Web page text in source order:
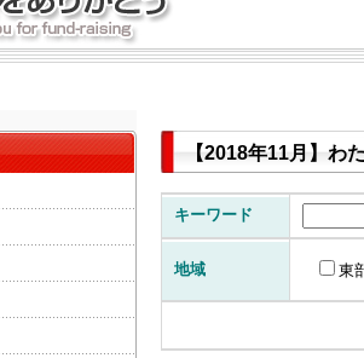
【2018年11月】わ
キーワード
地域 東